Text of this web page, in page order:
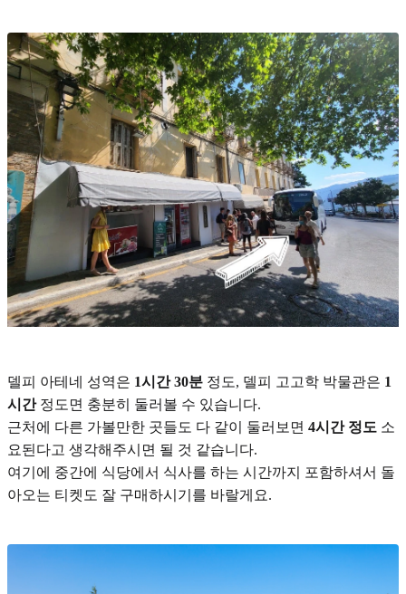
델피 아테네 성역은 1시간 30분 정도, 델피 고고학 박물관은 1
시간정도면 충분히 둘러볼 수 있습니다.
근처에 다른 가볼만한 곳들도 다 같이 둘러보면 4시간 정도 소
요된다고 생각해주시면 될 것 같습니다.
여기에 중간에 식당에서 식사를 하는 시간까지 포함하셔서 돌
아오는 티켓도 잘 구매하시기를 바랄게요.